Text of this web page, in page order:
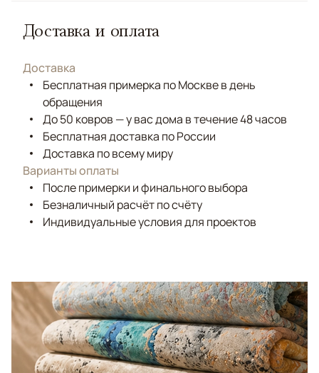
Доставка и оплата
Доставка
Бесплатная примерка по Москве в день
обращения
До 50 ковров — у вас дома в течение 48 часов
Бесплатная доставка по России
Доставка по всему миру
Варианты оплаты
После примерки и финального выбора
Безналичный расчёт по счёту
Индивидуальные условия для проектов